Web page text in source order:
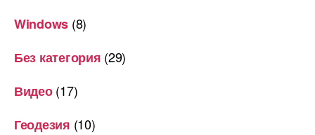
Windows (8)
Без категория (29)
Видео(17)
Геодезия (10)